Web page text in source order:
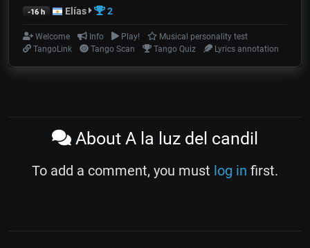
-16 h Elías 2
Welcome Info Play!
Musical personality test
TangoLink
Tango Scan Tango Quiz Lyrics annotation
About A la luz del candil
To add a comment, you must log in first.